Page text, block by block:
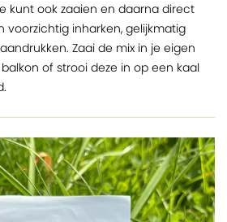
kunt ook zaaien en daarna direct
voorzichtig inharken, gelijkmatig
Zaai de mix in je eigen
of strooi deze in op een kaal